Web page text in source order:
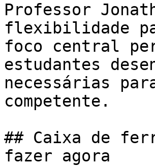
Professor
flexibilidade
foco central
estudantes
necessárias
competente.
## Caixa de
fazer agora